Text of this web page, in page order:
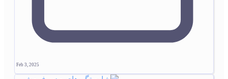
Feb 3, 2025